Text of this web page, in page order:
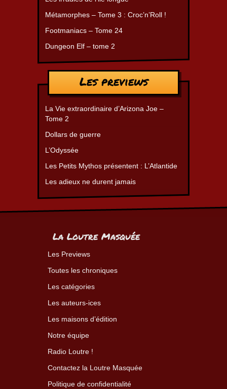
Métamorphes – Tome 3 : Croc’n’Roll !
Footmaniacs – Tome 24
Dungeon Elf – tome 2
Les previews
La Vie extraordinaire d’Arizona Joe –
Tome 2
Dollars de guerre
L’Odyssée
Les Petits Mythos présentent : L’Atlantide
Les adieux ne durent jamais
La Loutre Masquée
Les Previews
Toutes les chroniques
Les catégories
Les auteurs-ices
Les maisons d’édition
Notre équipe
Radio Loutre !
Contactez la Loutre Masquée
Politique de confidentialité